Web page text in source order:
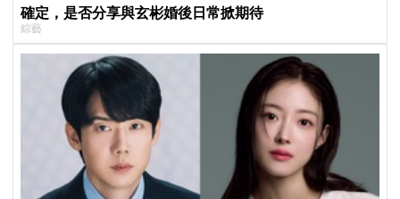
確定，是否分享與玄彬婚後日常掀期待
綜藝